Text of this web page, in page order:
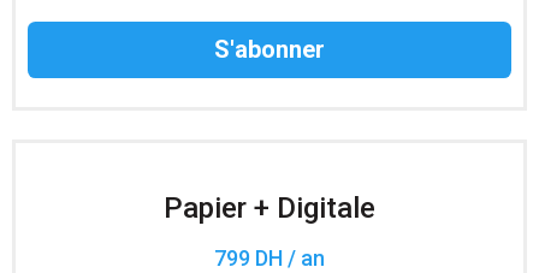
Des informations confidentielles résérvées aux
Papier + Digitale
799 DH / an